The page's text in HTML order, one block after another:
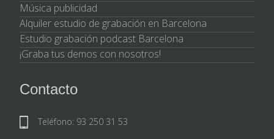
Música publicidad
Alquiler estudio de grabación en Barcelona
Estudio grabación podcast Barcelona
¡Graba tus demos con nosotros!
Contacto
Teléfono: 93 250 31 53